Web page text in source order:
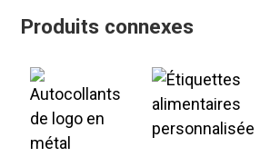
Produits connexes